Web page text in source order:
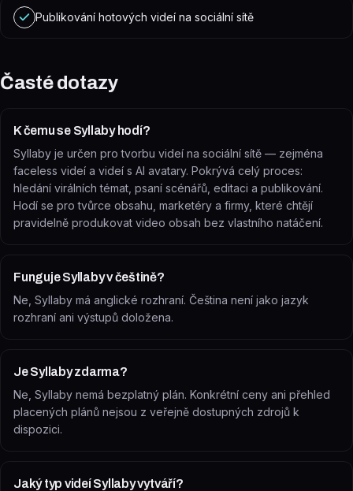
Publikování hotových videí na sociální sítě
Časté dotazy
K čemu se Syllaby hodí?
Syllaby je určen pro tvorbu videí na sociální sítě — zejména
faceless videí a videí s AI avatary. Pokrývá celý proces:
hledání virálních témat, psaní scénářů, editaci a publikování.
Hodí se pro tvůrce obsahu, marketéry a firmy, které chtějí
pravidelně produkovat video obsah bez vlastního natáčení.
Funguje Syllaby v češtině?
Ne, Syllaby má anglické rozhraní. Čeština není jako jazyk
rozhraní ani výstupů doložena.
Je Syllaby zdarma?
Ne, Syllaby nemá bezplatný plán. Konkrétní ceny ani přehled
placených plánů nejsou z veřejně dostupných zdrojů k
dispozici.
Jaký typ videí Syllaby vytváří?